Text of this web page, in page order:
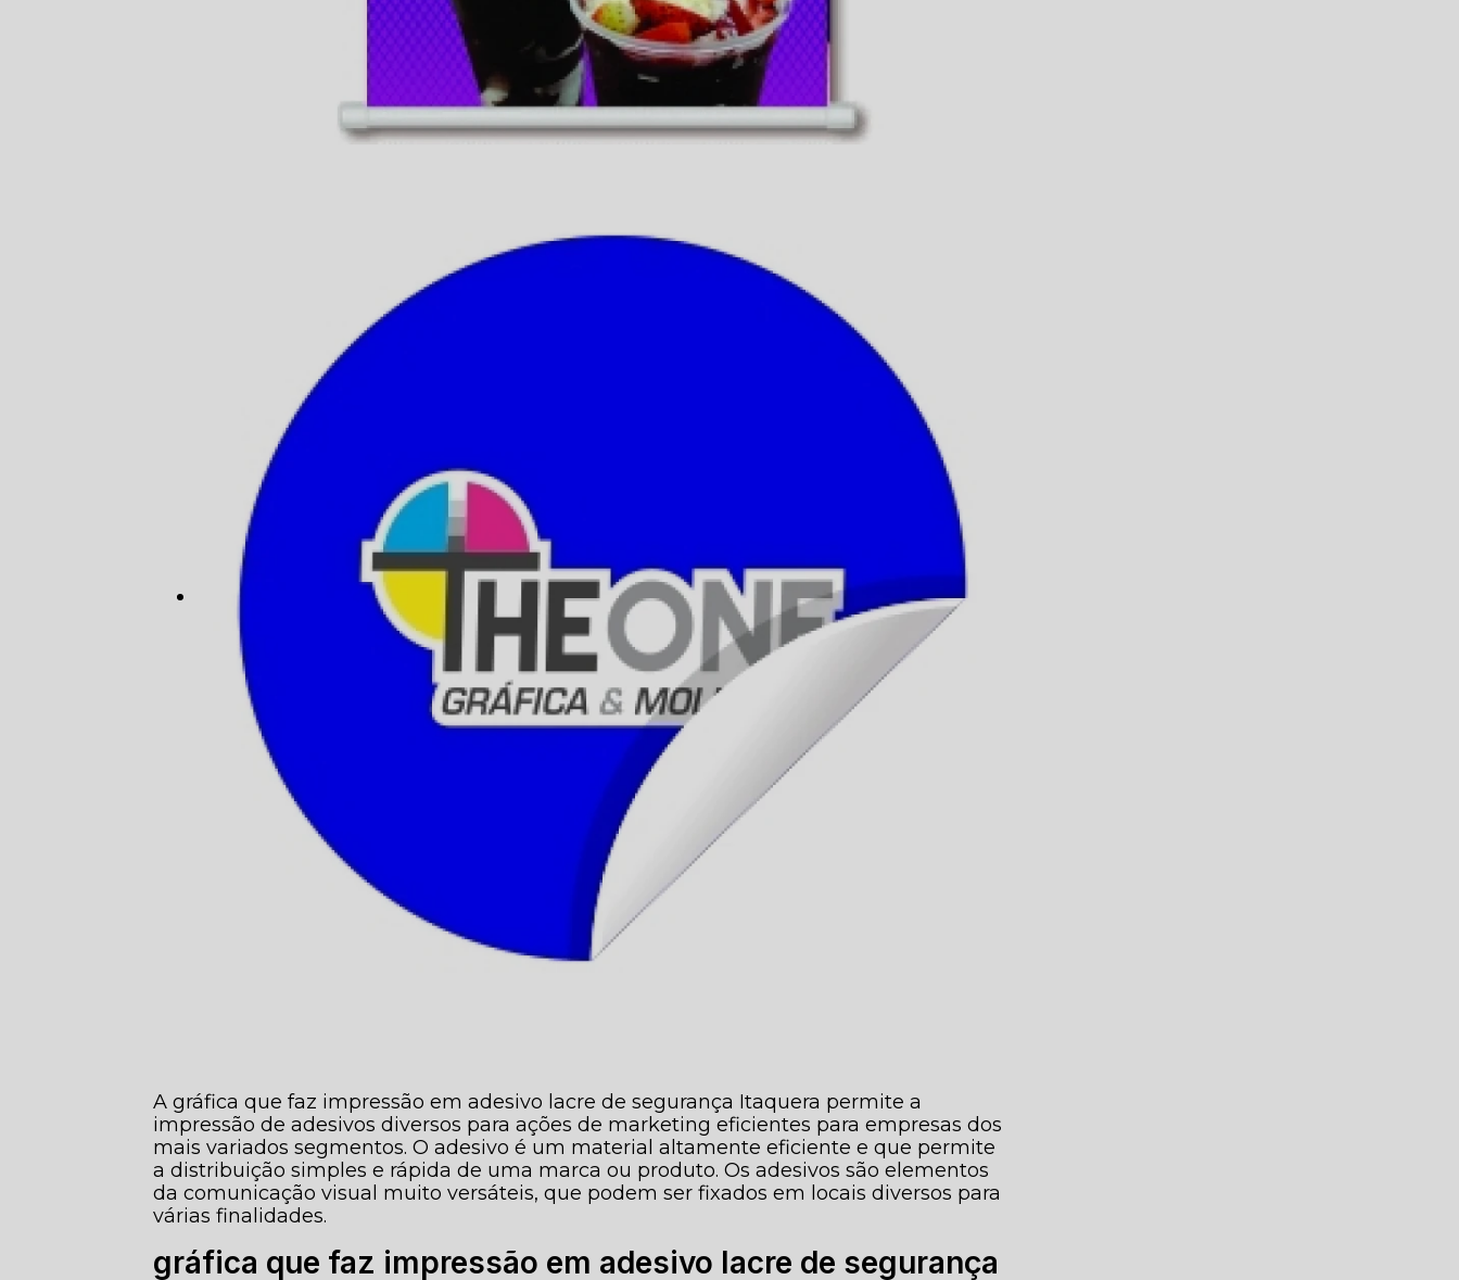
A gráfica que faz impressão em adesivo lacre de segurança Itaquera permite a
impressão de adesivos diversos para ações de marketing eficientes para empresas dos
mais variados segmentos. O adesivo é um material altamente eficiente e que permite
a distribuição simples e rápida de uma marca ou produto. Os adesivos são elementos
da comunicação visual muito versáteis, que podem ser fixados em locais diversos para
várias finalidades.
gráfica que faz impressão em adesivo lacre de segurança